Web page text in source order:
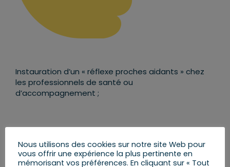
Instauration d’un « réflexe proches aidants » chez
les professionnels de santé ou
d’accompagnement ;
Nous utilisons des cookies sur notre site Web pour
vous offrir une expérience la plus pertinente en
mémorisant vos préférences. En cliquant sur « Tout